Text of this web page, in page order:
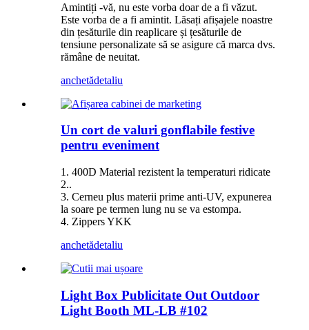
Amintiți -vă, nu este vorba doar de a fi văzut.
Este vorba de a fi amintit. Lăsați afișajele noastre
din țesăturile din reaplicare și țesăturile de
tensiune personalizate să se asigure că marca dvs.
rămâne de neuitat.
anchetădetaliu
Un cort de valuri gonflabile festive
pentru eveniment
1. 400D Material rezistent la temperaturi ridicate
2..
3. Cerneu plus materii prime anti-UV, expunerea
la soare pe termen lung nu se va estompa.
4. Zippers YKK
anchetădetaliu
Light Box Publicitate Out Outdoor
Light Booth ML-LB #102